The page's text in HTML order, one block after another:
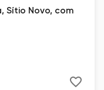
Sítio Novo, com